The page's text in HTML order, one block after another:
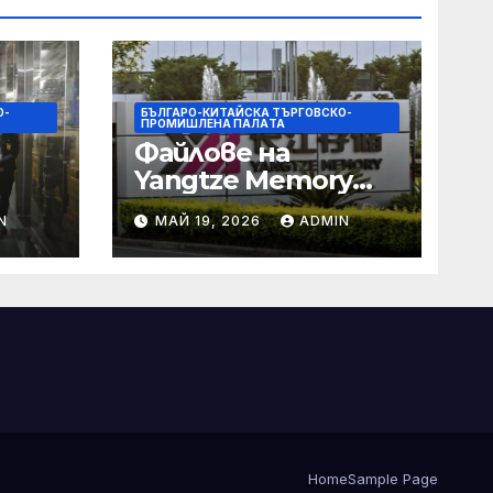
и
БЪЛГАРО-КИТАЙСКА ТЪРГОВСКО-
ПРОМИШЛЕНА ПАЛAТА
Файлове на
Yangtze Memory
Technologies
(YMTC) за IPO на
STAR Market
МАЙ 19, 2026 ADMIN
HomeSample Page